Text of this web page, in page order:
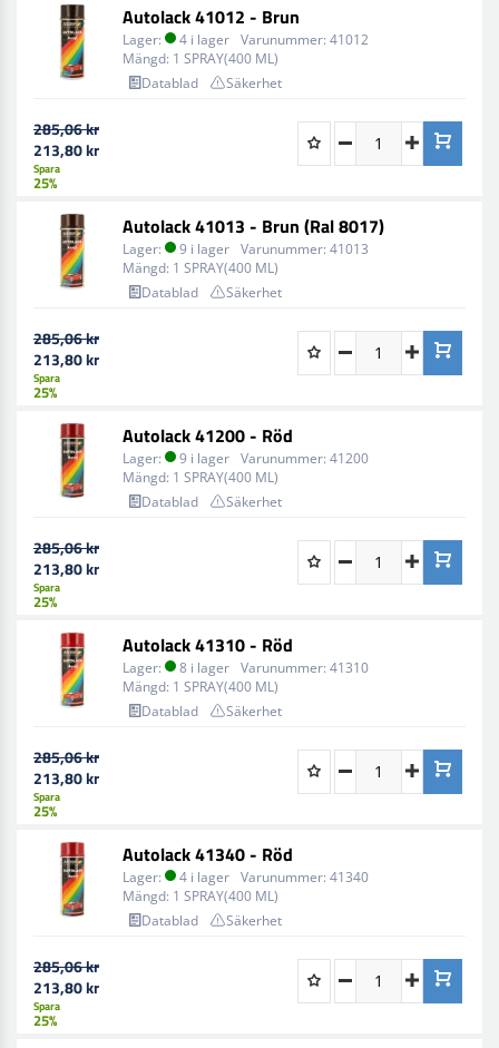
Autolack 41012 - Brun
Lager: 4 i lager Varunummer: 41012
Mängd: 1 SPRAY(400 ML)
Datablad
Säkerhet
285,06 kr
213,80 kr
Spara
25%
Autolack 41013 - Brun (Ral 8017)
Lager: 9 i lager Varunummer: 41013
Mängd: 1 SPRAY(400 ML)
Datablad
Säkerhet
285,06 kr
213,80 kr
Spara
25%
Autolack 41200 - Röd
Lager: 9 i lager Varunummer: 41200
Mängd: 1 SPRAY(400 ML)
Datablad
Säkerhet
285,06 kr
213,80 kr
Spara
25%
Autolack 41310 - Röd
Lager: 8 i lager Varunummer: 41310
Mängd: 1 SPRAY(400 ML)
Datablad
Säkerhet
285,06 kr
213,80 kr
Spara
25%
Autolack 41340 - Röd
Lager: 4 i lager Varunummer: 41340
Mängd: 1 SPRAY(400 ML)
Datablad
Säkerhet
285,06 kr
213,80 kr
Spara
25%